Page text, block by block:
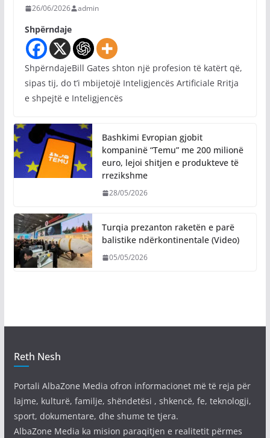
26/06/2026 admin
Shpërndaje
ShpërndajeBill Gates shton një profesion të katërt që,
sipas tij, do t’i mbijetojë Inteligjencës Artificiale Rritja
e shpejtë e Inteligjencës
Bashkimi Evropian gjobit
kompaninë “Temu” me 200 milionë
euro, lejoi shitjen e produkteve të
rrezikshme
28/05/2026
Turqia prezanton raketën e parë
balistike ndërkontinentale (Video)
05/05/2026
Reth Nesh
Portali AlbaZone Media ofron informacionet më të reja për
lajme, kulturë, familje, shëndetësi , shkencë, fe, teknologji,
sport, dokumentare, dhe shume te tjera.
AlbaZone Media ka mision paraqitjen e realitetit përmes